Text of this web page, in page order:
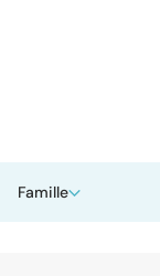
Famille